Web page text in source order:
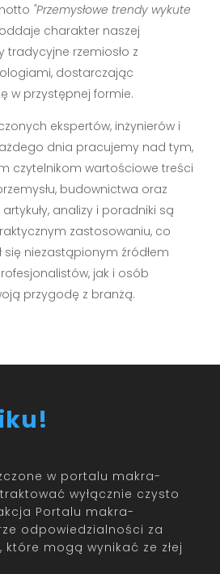
"Przemysłowe trendy wykute
charakter naszej
tradycyjne rzemiosło z
dostarczając
w przystępnej formie.
ekspertów, inżynierów i
dnia pracujemy nad tym,
czytelnikom wartościowe treści
budownictwa oraz
analizy i poradniki są
zastosowaniu, co
się niezastąpionym źródłem
jak i osób
przygodę z branżą.
w portalu makra-
wyłącznie czysto
Portalu makra-
odpowiedzialności za
które mogą wynikać ze złej